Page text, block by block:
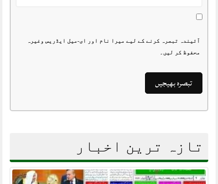
آئیندہ تبصرہ کرنے کے لیے میرا نام اور ای-میل ایڈریس وغیرہ
محفوظ کر لیں۔
تازہ ترین اخبار